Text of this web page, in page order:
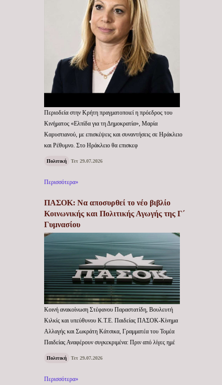
Περιοδεία στην Κρήτη πραγματοποιεί η πρόεδρος του
Κινήματος «Ελπίδα για τη Δημοκρατία», Μαρία
Καρυστιανού, με επισκέψεις και συναντήσεις σε Ηράκλειο
και Ρέθυμνο. Στο Ηράκλειο θα επισκεφ
Πολιτική Τετ 29.07.2026
Περισσότερα»
ΠΑΣΟΚ: Να αποσυρθεί το νέο βιβλίο
Κοινωνικής και Πολιτικής Αγωγής της Γ΄
Γυμνασίου
Κοινή ανακοίνωση Στέφανου Παραστατίδη, Βουλευτή
Κιλκίς και υπεύθυνου Κ.Τ.Ε. Παιδείας ΠΑΣΟΚ-Κίνημα
Αλλαγής και Σωκράτη Κάτσικα, Γραμματέα του Τομέα
Παιδείας Αναφέρουν συγκεκριμένα: Πριν από λίγες ημέ
Πολιτική Τετ 29.07.2026
Περισσότερα»